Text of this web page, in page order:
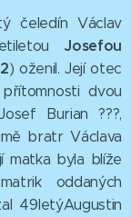
čeledín Václav
Josefou
) oženil. Její otec
dvou
Burian ???,
bratr Václava
matka byla blíže
oddaných
49letýAugustin